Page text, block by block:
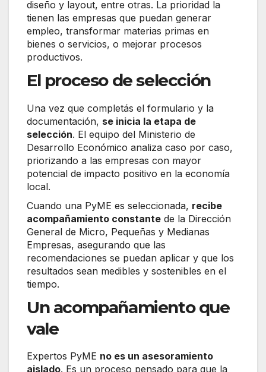
diseño y layout, entre otras. La prioridad la
tienen las empresas que puedan generar
empleo, transformar materias primas en
bienes o servicios, o mejorar procesos
productivos.
El proceso de selección
Una vez que completás el formulario y la
documentación, se inicia la etapa de
selección. El equipo del Ministerio de
Desarrollo Económico analiza caso por caso,
priorizando a las empresas con mayor
potencial de impacto positivo en la economía
local.
Cuando una PyME es seleccionada, recibe
acompañamiento constante de la Dirección
General de Micro, Pequeñas y Medianas
Empresas, asegurando que las
recomendaciones se puedan aplicar y que los
resultados sean medibles y sostenibles en el
tiempo.
Un acompañamiento que
vale
Expertos PyME no es un asesoramiento
aislado. Es un proceso pensado para que la